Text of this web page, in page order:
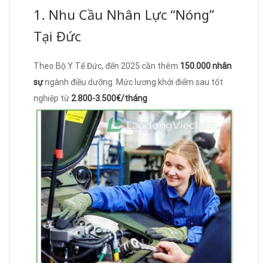
1. Nhu Cầu Nhân Lực “Nóng”
Tại Đức
Theo Bộ Y Tế Đức, đến 2025 cần thêm 150.000 nhân
sựngành điều dưỡng. Mức lương khởi điểm sau tốt
nghiệp từ2.800-3.500€/tháng